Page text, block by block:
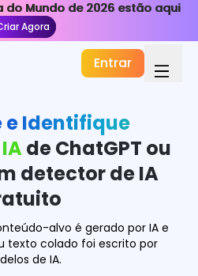
do Mundo de 2026 estão aqui
Agora
do Mundo de 2026 estão aqui
Agora
Entrar
IA
com IA
IA
e Identifique
de ChatGPT ou
detector de IA
alvo é gerado por IA e
texto colado foi escrito por
de IA.